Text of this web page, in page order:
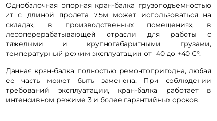
Однобалочная опорная кран-балка грузоподъемностью
2т с длиной пролета 7,5м может использоваться на
складах, в производственных помещениях, в
лесоперерабатывающей отрасли для работы с
тяжелыми и крупногабаритными грузами,
температурный режим эксплуатации от -40 до +40 С°.
Данная кран-балка полностью ремонтопригодна, любая
ее часть может быть заменена. При соблюдении
требований эксплуатации, кран-балка работает в
интенсивном режиме 3 и более гарантийных сроков.